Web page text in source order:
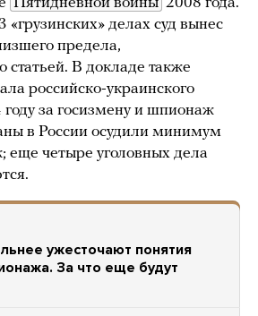
делах суд вынес
предела,
статьей. В докладе также
российско-украинского
за госизмену и шпионаж
в России осудили минимум
еще четыре уголовных дела
ужесточают понятия
За что еще будут